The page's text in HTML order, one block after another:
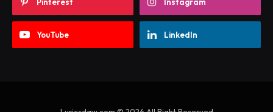
Pinterest Instagram
YouTube LinkedIn